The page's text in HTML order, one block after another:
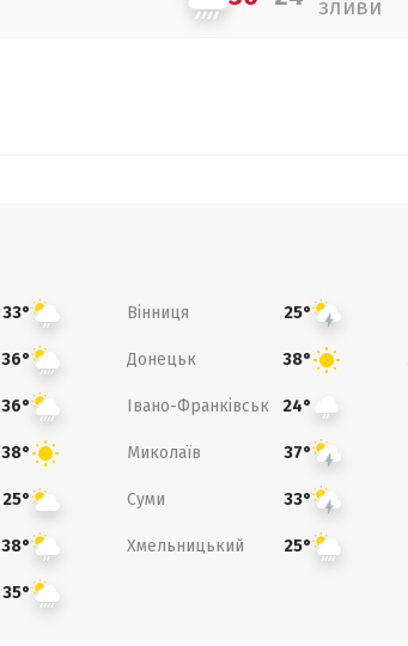
зливи
33° Вінниця 25°
36° Донецьк 38°
36° Івано-Франківськ 24°
38° Миколаїв 37°
25° Суми 33°
38° Хмельницький 25°
35°